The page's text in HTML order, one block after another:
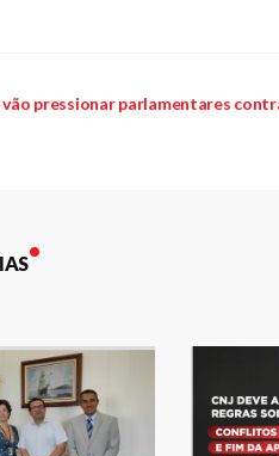
pressionar parlamentares